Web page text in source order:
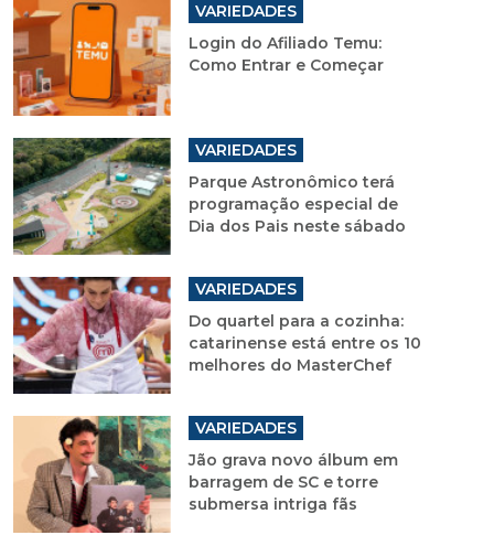
VARIEDADES
Login do Afiliado Temu:
Como Entrar e Começar
VARIEDADES
Parque Astronômico terá
programação especial de
Dia dos Pais neste sábado
VARIEDADES
Do quartel para a cozinha:
catarinense está entre os 10
melhores do MasterChef
VARIEDADES
Jão grava novo álbum em
barragem de SC e torre
submersa intriga fãs